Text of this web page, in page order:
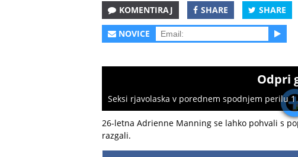
KOMENTIRAJ SHARE SHARE
NOVICE
Odpri
Seksi rjavolaska v porednem spodnjem perilu 1
26-letna Adrienne Manning se lahko pohvali s
razgali.